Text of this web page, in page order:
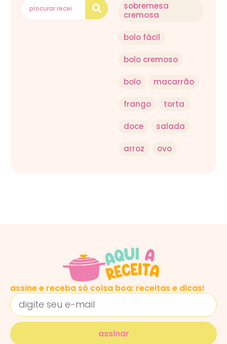
sobremesa
cremosa
bolo fácil
bolo cremoso
bolo macarrão
frango torta
doce salada
arroz ovo
assine e receba só coisa boa: receitas e dicas!
assinar